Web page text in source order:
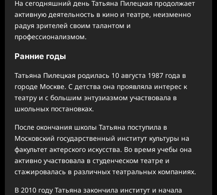
На сегодняшний день Татьяна Пилецкая продолжает
активную деятельность в кино и театре, неизменно
радуя зрителей своим талантом и
профессионализмом.
Ранние годы
Татьяна Пилецкая родилась 10 августа 1987 года в
городе Москве. С детства она проявляла интерес к
театру и с большим энтузиазмом участвовала в
школьных постановках.
После окончания школы Татьяна поступила в
Московский государственный институт культуры на
факультет актерского искусства. Во время учебы она
активно участвовала в студенческом театре и
стажировалась в различных театральных компаниях.
В 2010 году Татьяна закончила институт и начала